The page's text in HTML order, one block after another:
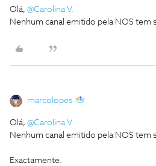
Olá, @Carolina V.
Nenhum canal emitido pela NOS tem
marcolopes
Olá, @Carolina V.
Nenhum canal emitido pela NOS tem
Exactamente.